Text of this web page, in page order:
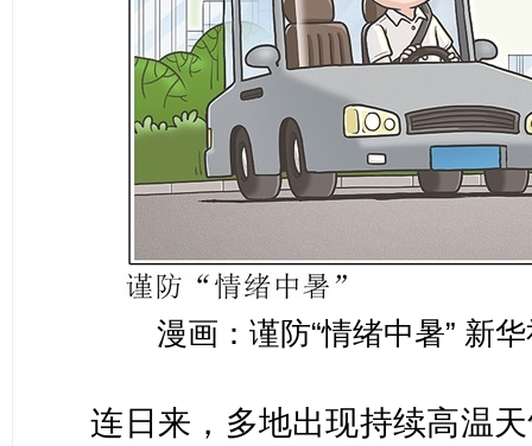
漫画：谨防“情绪中暑” 新
连日来，多地出现持续高温